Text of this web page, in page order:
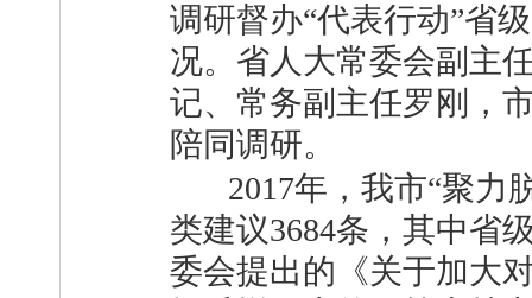
调研督办“代表行动”省
况。省人大常委会副主
记、常务副主任罗刚，
陪同调研。
2017年，我市“聚力
类建议3684条，其中省
委会提出的《关于加大